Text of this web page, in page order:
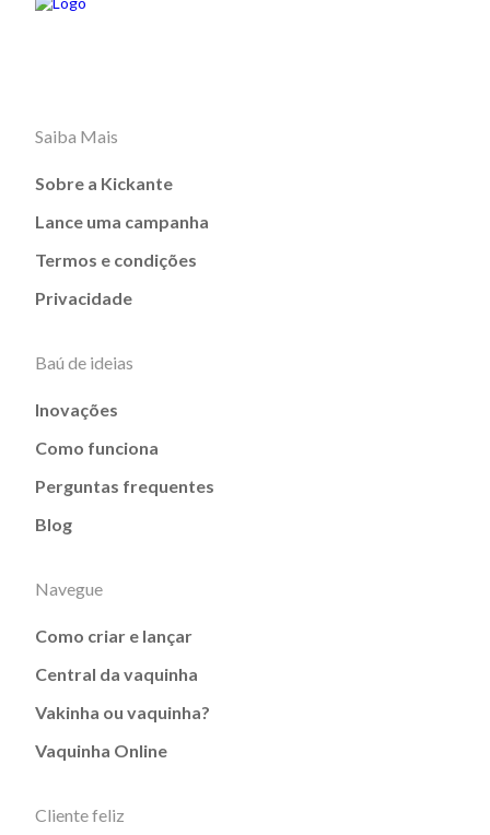
Saiba Mais
Sobre a Kickante
Lance uma campanha
Termos e condições
Privacidade
Baú de ideias
Inovações
Como funciona
Perguntas frequentes
Blog
Navegue
Como criar e lançar
Central da vaquinha
Vakinha ou vaquinha?
Vaquinha Online
Cliente feliz